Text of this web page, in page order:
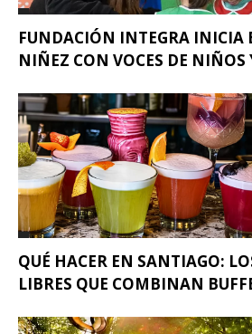
FUNDACIÓN INTEGRA INICIA
NIÑEZ CON VOCES DE NIÑOS
QUÉ HACER EN SANTIAGO:
LIBRES QUE COMBINAN